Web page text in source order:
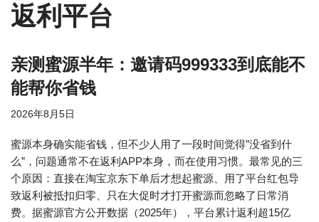
返利平台
亲测蜜源半年：邀请码999333到底能不
能帮你省钱
2026年8月5日
蜜源本身确实能省钱，但不少人用了一段时间觉得”没省到什
么”，问题通常不在返利APP本身，而在使用习惯。最常见的三
个原因：直接在淘宝京东下单后才想起蜜源、用了平台红包导
致返利被抵扣归零、只在大促时才打开蜜源而忽略了日常消
费。据蜜源官方公开数据（2025年），平台累计返利超15亿